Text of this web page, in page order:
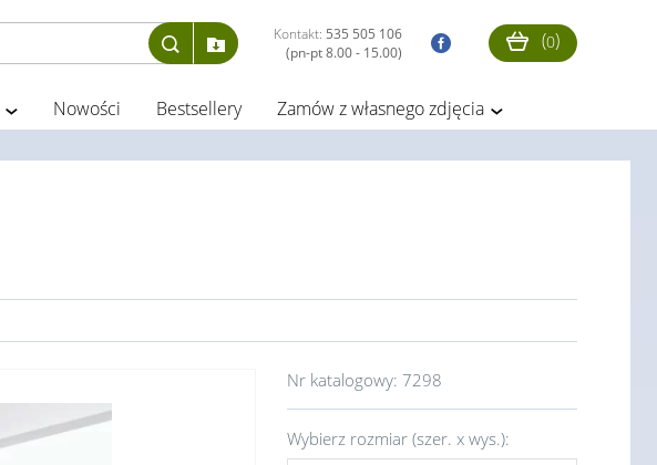
Kontakt: 535 505 106
(pn-pt 8.00 - 15.00)
(0)
Nowości Bestsellery Zamów z własnego zdjęcia
Nr katalogowy: 7298
Wybierz rozmiar (szer. x wys.):